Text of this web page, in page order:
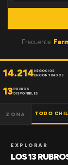
Frecuente:
14.214NEGOCIOS
ENCONTRADOS
13RUBROS
DISPONIBLES
ZONA TODO
EXPLORAR
LOS 13